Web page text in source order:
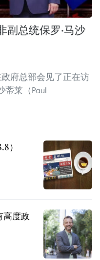
副总统保罗·马沙
府总部会见了正在访
蒂莱（Paul
）
高度政